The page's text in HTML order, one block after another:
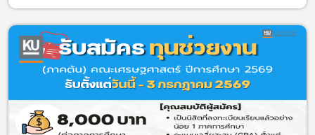
– ยังไม่เคยเข้าร่วมฝึกงานในโครงการ Japan Internship
Program
ของ METI มาก่อน
โครงการฝึกงานนี้มีซัพพอร์ตเรื่องอะไรบ้าง?
– กิจกรรมฝึกอบรมเพื่อเตรียมความพร้อมสำหรับการฝึกงาน
– ประกันเพื่อคุ้มครองระหว่างการฝึกงาน
ความสำเร็จไปด้วยกัน
สมัครได้ตั้งแต่วันนี้ – 10 กรกฎาคม 2569
ลิงก์สมัครhttps://kasets.art/kpULb2
เวลาส่ง 09.00 น. – 18.00 น.
ส่งใบสมัครที่ งานบริการการศึกษา อาคาร 4 ชั้น 1 คณะ
เศรษฐศาสตร์